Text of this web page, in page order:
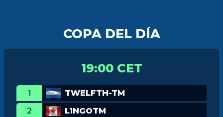
COPA DEL DÍA
19:00 CET
1
TWELFTH-TM
2
L1NGOTM